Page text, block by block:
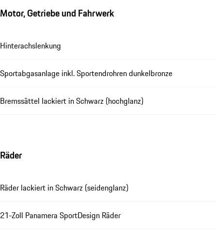
Motor, Getriebe und Fahrwerk
Hinterachslenkung
Sportabgasanlage inkl. Sportendrohren dunkelbronze
Bremssättel lackiert in Schwarz (hochglanz)
Räder
Räder lackiert in Schwarz (seidenglanz)
21-Zoll Panamera SportDesign Räder